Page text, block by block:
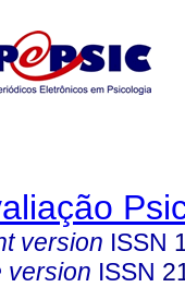
version ISSN
version ISSN